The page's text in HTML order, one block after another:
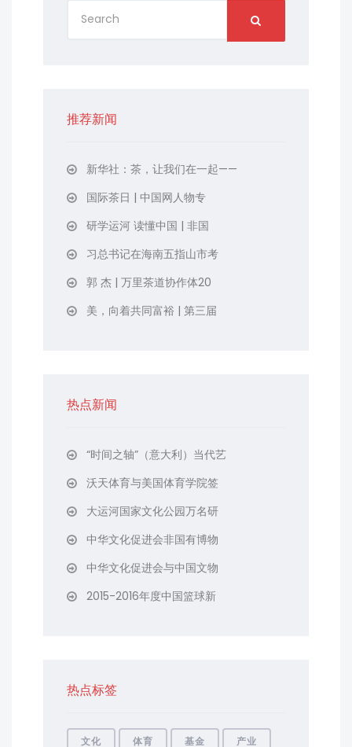
推荐新闻
新华社：茶，让我们在一起——
国际茶日 | 中国网人物专
研学运河 读懂中国 | 非国
习总书记在海南五指山市考
郭 杰 | 万里茶道协作体20
美，向着共同富裕 | 第三届
热点新闻
“时间之轴”（意大利）当代艺
沃天体育与美国体育学院签
大运河国家文化公园万名研
中华文化促进会非国有博物
中华文化促进会与中国文物
2015-2016年度中国篮球新
热点标签
文化 体育 基金 产业